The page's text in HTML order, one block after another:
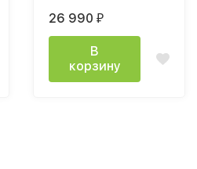
каркас
26 990 ₽
В
корзину